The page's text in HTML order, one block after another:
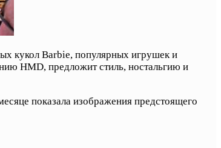
кукол Barbie, популярных игрушек и
HMD, предложит стиль, ностальгию и
показала изображения предстоящего